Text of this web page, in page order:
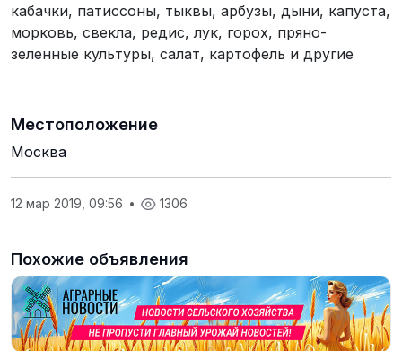
кабачки, патиссоны, тыквы, арбузы, дыни, капуста,
морковь, свекла, редис, лук, горох, пряно-
зеленные культуры, салат, картофель и другие
Местоположение
Москва
12 мар 2019, 09:56 • 1306
Похожие объявления